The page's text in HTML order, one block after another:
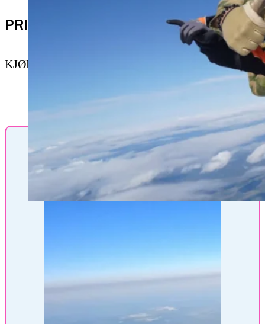
PRISER ER SOM FØLGER
KJØP EN UFORGLEMMELIG OPPLEVELSE!